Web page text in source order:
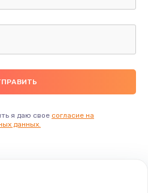
двигателя
я даю свое согласие на
данных.